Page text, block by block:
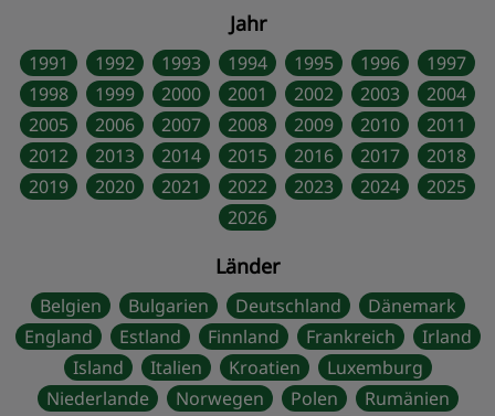
Jahr
1991 1992 1993 1994 1995 1996
1997
1998
1999 2000 2001 2002 2003
2004
2005
2006 2007 2008 2009 2010
2011
2012
2013 2014 2015 2016 2017
2018
2019
2020 2021 2022 2023 2024
2025
2026
Länder
Belgien Bulgarien Deutschland
Dänemark
England
Estland Finnland Frankreich
Irland
Island
Italien Kroatien
Luxemburg
Niederlande
Norwegen Polen
Rumänien